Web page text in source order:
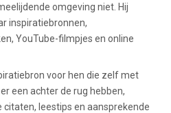
omgeving niet. Hij
inspiratiebronnen,
YouTube-filmpjes en online
voor hen die zelf met
een achter de rug hebben,
leestips en aansprekende